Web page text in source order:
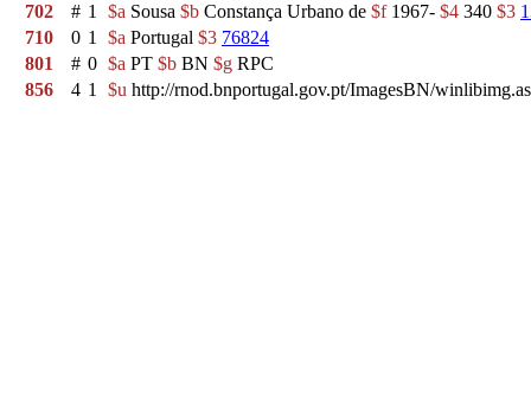
702
# 1 $a Sousa $b Constança Urbano de $f1967- $4 340 $3
710
0 1 $a Portugal $3 76824
801
# 0 $a PT $b BN $g RPC
856
4 1 $u http://rnod.bnportugal.gov.pt/ImagesBN/